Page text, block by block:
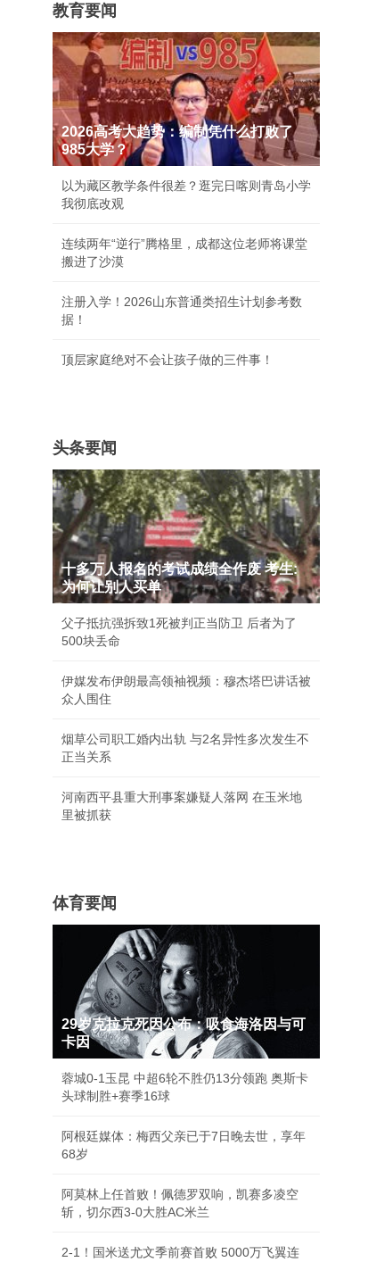
教育要闻
2026高考大趋势：编制凭什么打败了
985大学？
以为藏区教学条件很差？逛完日喀则青岛小学
我彻底改观
连续两年“逆行”腾格里，成都这位老师将课堂
搬进了沙漠
注册入学！2026山东普通类招生计划参考数
据！
顶层家庭绝对不会让孩子做的三件事！
头条要闻
十多万人报名的考试成绩全作废 考生:
为何让别人买单
父子抵抗强拆致1死被判正当防卫 后者为了
500块丢命
伊媒发布伊朗最高领袖视频：穆杰塔巴讲话被
众人围住
烟草公司职工婚内出轨 与2名异性多次发生不
正当关系
河南西平县重大刑事案嫌疑人落网 在玉米地
里被抓获
体育要闻
29岁克拉克死因公布：吸食海洛因与可
卡因
蓉城0-1玉昆 中超6轮不胜仍13分领跑 奥斯卡
头球制胜+赛季16球
阿根廷媒体：梅西父亲已于7日晚去世，享年
68岁
阿莫林上任首败！佩德罗双响，凯赛多凌空
斩，切尔西3-0大胜AC米兰
2-1！国米送尤文季前赛首败 5000万飞翼连